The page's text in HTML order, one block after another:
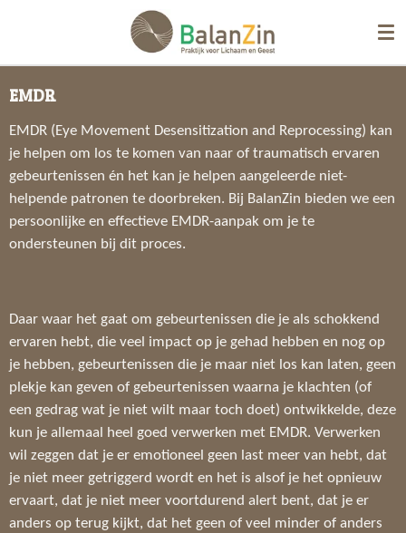
naar
de
EMDR
EMDR (Eye Movement Desensitization and Reprocessing) kan
je helpen om los te komen van naar of traumatisch ervaren
gebeurtenissen én het kan je helpen aangeleerde niet-
helpende patronen te doorbreken. Bij BalanZin bieden we een
persoonlijke en effectieve EMDR-aanpak om je te
ondersteunen bij dit proces.
Daar waar het gaat om gebeurtenissen die je als schokkend
ervaren hebt, die veel impact op je gehad hebben en nog op
je hebben, gebeurtenissen die je maar niet los kan laten, geen
plekje kan geven of gebeurtenissen waarna je klachten (of
een gedrag wat je niet wilt maar toch doet) ontwikkelde, deze
kun je allemaal heel goed verwerken met EMDR. Verwerken
wil zeggen dat je er emotioneel geen last meer van hebt, dat
je niet meer getriggerd wordt en het is alsof je het opnieuw
ervaart, dat je niet meer voortdurend alert bent, dat je er
anders op terug kijkt, dat het geen of veel minder of anders